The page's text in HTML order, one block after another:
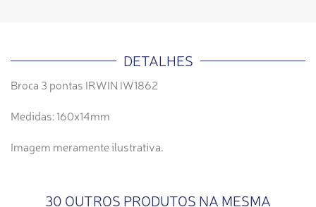
DETALHES
Broca 3 pontas IRWIN IW1862
Medidas: 160x14mm
Imagem meramente ilustrativa.
30 OUTROS PRODUTOS NA MESMA